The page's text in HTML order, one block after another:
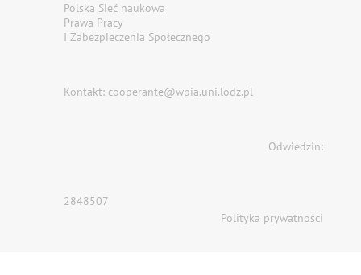
Polska Sieć naukowa
Prawa Pracy
I Zabezpieczenia Społecznego
Kontakt: cooperante@wpia.uni.lodz.pl
Odwiedzin:
2848507
Polityka prywatności